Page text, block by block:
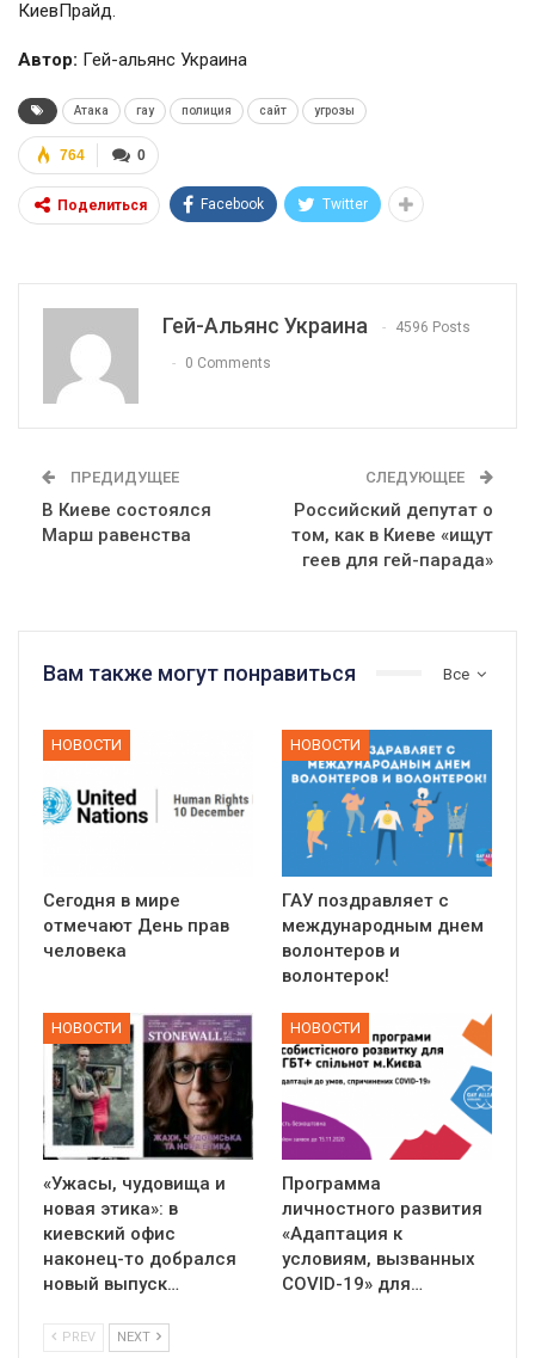
КиевПрайд.
Автор: Гей-альянс Украина
Атака гау полиция сайт угрозы
0
764
Поделиться Facebook Twitter
Гей-Альянс Украина 4596 Posts
0 Comments
ПРЕДИДУЩЕЕ
В Киеве состоялся
Марш равенства
СЛЕДУЮЩЕЕ
Российский депутат о
том, как в Киеве «ищут
геев для гей-парада»
Все
Вам также могут понравиться
НОВОСТИ
Сегодня в мире
отмечают День прав
человека
НОВОСТИ
ГАУ поздравляет с
международным днем
волонтеров и
волонтерок!
НОВОСТИ
«Ужасы, чудовища и
новая этика»: в
киевский офис
наконец-то добрался
новый выпуск…
НОВОСТИ
Программа
личностного развития
«Адаптация к
условиям, вызванных
СOVID-19» для…
PREV NEXT